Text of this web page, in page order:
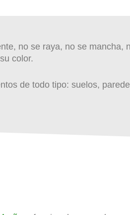
no se raya, no se mancha,
color.
de todo tipo: suelos,